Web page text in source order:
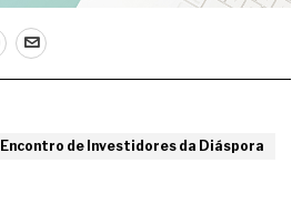
Encontro de Investidores da Diáspora